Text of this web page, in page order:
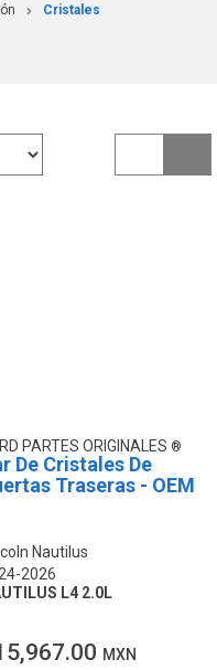
Cristales
PARTES ORIGINALES
De Cristales De
Traseras - OEM
Nautilus
2026
L4 2.0L
MXN